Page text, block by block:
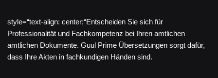
style=“text-align: center;“Entscheiden Sie sich für
Professionalität und Fachkompetenz bei Ihren amtlichen
amtlichen Dokumente. Guul Prime Übersetzungen sorgt dafür,
dass Ihre Akten in fachkundigen Händen sind.